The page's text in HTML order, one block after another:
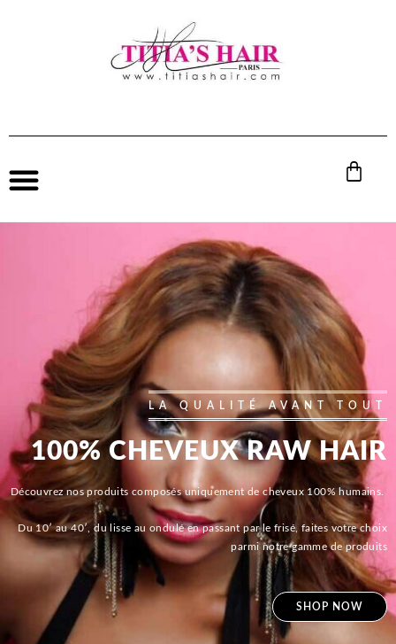
LA QUALITÉ AVANT TOUT
100% CHEVEUX RAW HAIR
Découvrez nos produits composés uniquement de cheveux 100% humains.
Du 10′ au 40′, du lisse au ondulé en passant par le frisé, faites votre choix
parmi notre gamme de produits
SHOP NOW